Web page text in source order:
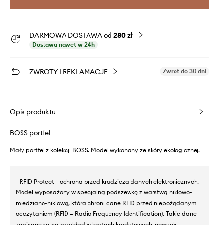
DARMOWA DOSTAWA od 280 zł
Dostawa nawet w 24h
ZWROTY I REKLAMACJE Zwrot do 30 dni
Opis produktu
BOSS portfel
Mały portfel z kolekcji BOSS. Model wykonany ze skóry ekologicznej.
- RFID Protect - ochrona przed kradzieżą danych elektronicznych.
Model wyposażony w specjalną podszewkę z warstwą niklowo-
miedziano-niklową, która chroni dane RFID przed niepożądanym
odczytaniem (RFID = Radio Frequency Identification). Takie dane